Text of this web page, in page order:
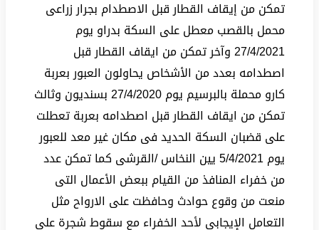
تمكن من إيقاف القطار قبل الاصطدام بجرار زراعى
محمل بالقصب معطل على السكة بدراو يوم
27/4/2021 وآخر تمكن من ايقاف القطار قبل
اصطدامه بعدد من الأشخاص يحاولون العبور بعربة
كارو محملة بالبرسيم يوم 27/4/2020 بسنديون وثالث
تمكن من ايقاف القطار قبل اصطدامه بعربة تعطلت
على قضبان السكة الحديد فى مكان غير معد للعبور
يوم 5/4/2021 يين النخاس /القرشى كما تمكن عدد
من خفراء المنافذ من القيام ببعض الأعمال التى
منعت من وقوع حوادث وحافظت على الارواح مثل
التعامل الإيجابى لأحد الخفراء مع سقوط شجرة على